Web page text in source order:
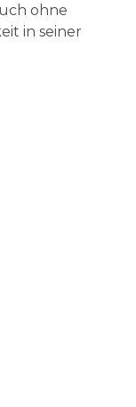
ohne
in seiner